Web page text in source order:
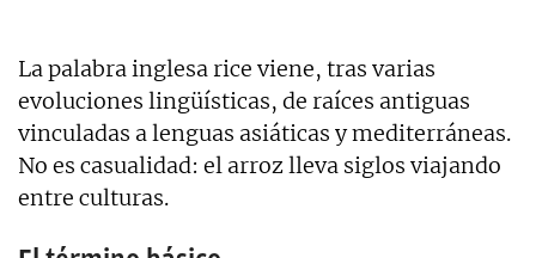
La palabra inglesa rice viene, tras varias
evoluciones lingüísticas, de raíces antiguas
vinculadas a lenguas asiáticas y mediterráneas.
No es casualidad: el arroz lleva siglos viajando
entre culturas.